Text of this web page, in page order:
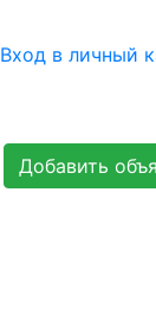
Вход в личный
Добавить